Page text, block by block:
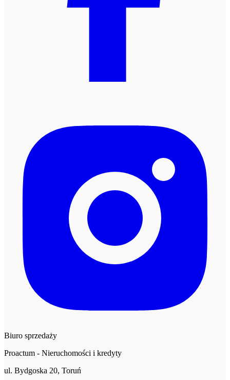
Biuro sprzedaży
Proactum - Nieruchomości i kredyty
ul. Bydgoska 20, Toruń